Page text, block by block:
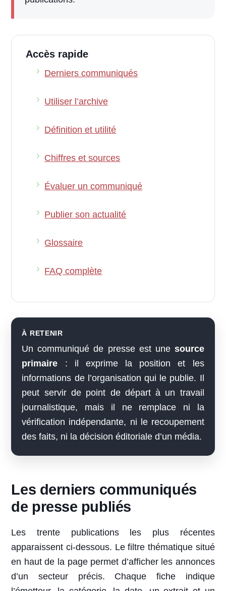
Accès rapide
Derniers communiqués
Utiliser l’archive
Définition et utilité
Chiffres et sources
Évaluer un communiqué
Publier son actualité
Glossaire
FAQ complète
À RETENIR
Un communiqué de presse est une source
primaire : il exprime la position et les
informations de l’organisation qui le publie. Il
peut servir de point de départ à un travail
journalistique, mais il ne remplace ni la
vérification indépendante, ni le recoupement
des faits, ni la décision éditoriale d’un média.
Les derniers communiqués
de presse publiés
Les trente publications les plus récentes
apparaissent ci-dessous. Le filtre thématique situé
en haut de la page permet d’afficher les annonces
d’un secteur précis. Chaque fiche indique